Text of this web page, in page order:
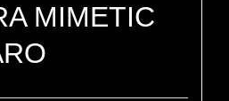
MIMETIC